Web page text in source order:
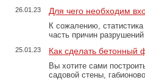
26.01.23 Для чего необходим
К сожалению,
часть причин
25.01.23 Как сделать бетонный
Вы хотите сами
садовой стены,